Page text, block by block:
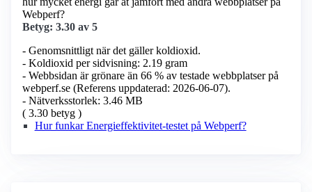
Webperf?
Betyg: 3.30 av 5
- Genomsnittligt när det gäller koldioxid.
- Koldioxid per sidvisning: 2.19 gram
- Webbsidan är grönare än 66 % av testade webbplatser på
webperf.se (Referens uppdaterad: 2026-06-07).
- Nätverksstorlek: 3.46 MB
( 3.30 betyg )
Hur funkar Energieffektivitet-testet på Webperf?